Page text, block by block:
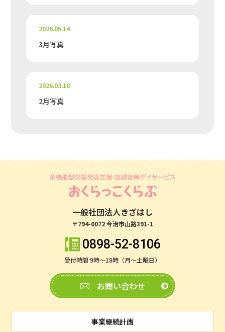
2026.05.14
3月写真
2026.03.18
2月写真
一般社団法人きざはし
〒794-0072 今治市山路391-1
0898-52-8106
受付時間 9時～18時（月～土曜日）
お問い合わせ
事業継続計画